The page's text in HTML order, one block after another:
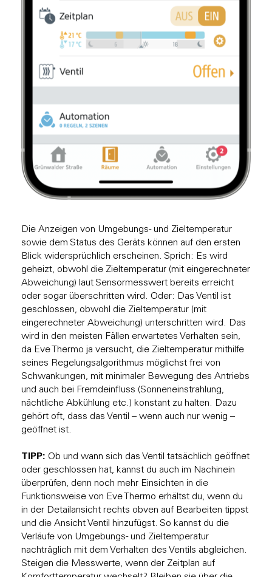
Die Anzeigen von Umgebungs- und Zieltemperatur
sowie dem Status des Geräts können auf den ersten
Blick widersprüchlich erscheinen. Sprich: Es wird
geheizt, obwohl die Zieltemperatur (mit eingerechneter
Abweichung) laut Sensormesswert bereits erreicht
oder sogar überschritten wird. Oder: Das Ventil ist
geschlossen, obwohl die Zieltemperatur (mit
eingerechneter Abweichung) unterschritten wird. Das
wird in den meisten Fällen erwartetes Verhalten sein,
da Eve Thermo ja versucht, die Zieltemperatur mithilfe
seines Regelungsalgorithmus möglichst frei von
Schwankungen, mit minimaler Bewegung des Antriebs
und auch bei Fremdeinfluss (Sonneneinstrahlung,
nächtliche Abkühlung etc.) konstant zu halten. Dazu
gehört oft, dass das Ventil – wenn auch nur wenig –
geöffnet ist.
TIPP: Ob und wann sich das Ventil tatsächlich geöffnet
oder geschlossen hat, kannst du auch im Nachinein
überprüfen, denn noch mehr Einsichten in die
Funktionsweise von Eve Thermo erhältst du, wenn du
in der Detailansicht rechts obven auf Bearbeiten tippst
und die Ansicht Ventil hinzufügst. So kannst du die
Verläufe von Umgebungs- und Zieltemperatur
nachträglich mit dem Verhalten des Ventils abgleichen.
Steigen die Messwerte, wenn der Zeitplan auf